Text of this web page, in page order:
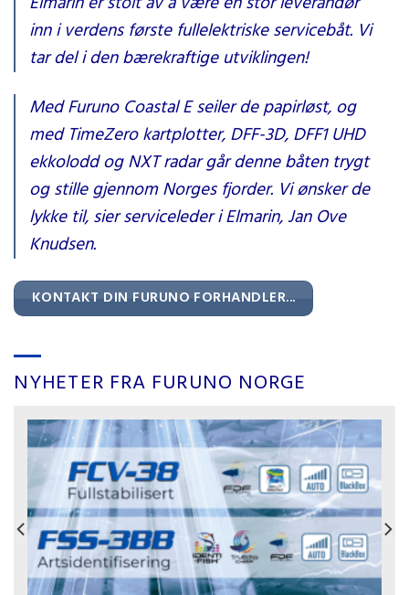
installasjonen om bord.
inn i verdens første fullelektriske servicebåt. Vi
tar del i den bærekraftige utviklingen!
Med Furuno Coastal E seiler de papirløst, og
med TimeZero kartplotter, DFF-3D, DFF1 UHD
ekkolodd og NXT radar går denne båten trygt
og stille gjennom Norges fjorder. Vi ønsker de
lykke til, sier serviceleder i Elmarin, Jan Ove
Knudsen.
KONTAKT DIN FURUNO FORHANDLER...
NYHETER FRA FURUNO NORGE